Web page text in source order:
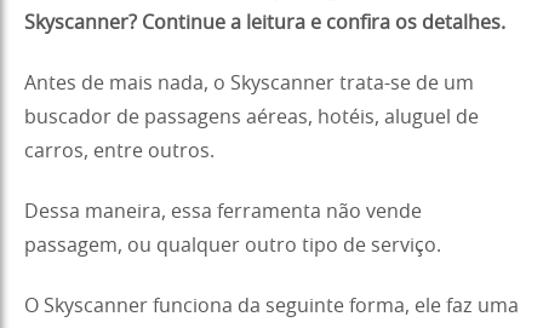
Skyscanner? Continue a leitura e confira os detalhes.
Antes de mais nada, o Skyscanner trata-se de um
buscador de passagens aéreas, hotéis, aluguel de
carros, entre outros.
Dessa maneira, essa ferramenta não vende
passagem, ou qualquer outro tipo de serviço.
O Skyscanner funciona da seguinte forma, ele faz uma